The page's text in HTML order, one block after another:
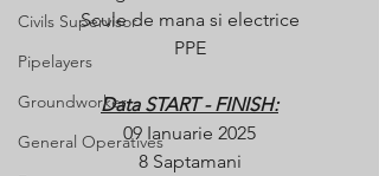
Civils Supervisor
Pipelayers
Groundworker
General Operatives
Scule de mana si electrice
PPE
Data START - FINISH:
09 Ianuarie 2025
8 Saptamani